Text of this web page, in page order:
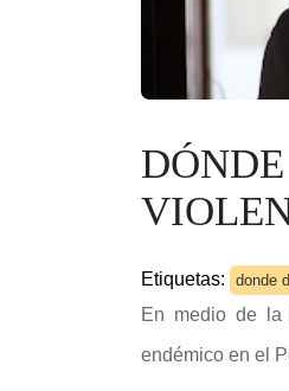
Etiquetas: donde
En medio de la
endémico en el